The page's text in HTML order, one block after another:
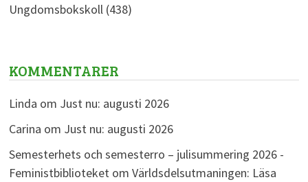
Ungdomsbokskoll(438)
KOMMENTARER
Linda om Just nu: augusti 2026
Carina om Just nu: augusti 2026
Semesterhets och semesterro – julisummering 2026 -
Feministbiblioteketom Världsdelsutmaningen: Läsa